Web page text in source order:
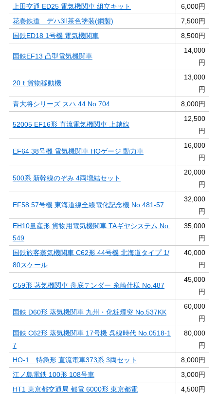
上田交通 ED25 電気機関車 組立キット
6,000円
花巻鉄道 デハ3Ⅱ茶色塗装(鋼製)
7,500円
国鉄ED18 1号機 電気機関車
8,500円
国鉄EF13 凸型電気機関車
14,000
円
20ｔ貨物移動機
13,000
円
青大将シリーズ スハ 44 No.704
8,000円
52005 EF16形 直流電気機関車 上越線
12,500
円
EF64 38号機 電気機関車 HOゲージ 動力車
16,000
円
500系 新幹線のぞみ 4両増結セット
20,000
円
EF58 57号機 東海道線全線電化記念機 No.481-57
32,000
円
EH10量産形 貨物用電気機関車 TAギヤシステム No.
549
35,000
円
国鉄旅客蒸気機関車 C62形 44号機 北海道タイプ 1/
80スケール
40,000
円
C59形 蒸気機関車 舟底テンダー 糸崎仕様 No.487
45,000
円
国鉄 D60形 蒸気機関車 九州・化粧煙突 No.537KK
60,000
円
国鉄 C62形 蒸気機関車 17号機 呉線時代 No.0518-1
7
80,000
円
HO-1 特急形 直流電車373系 3両セット
8,000円
江ノ島電鉄 100形 108号車
3,000円
HT1 東京都交通局 都電 6000形 東京都電
4,500円